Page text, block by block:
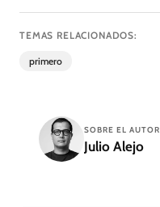
TEMAS RELACIONADOS:
primero
SOBRE EL AUTOR
Julio Alejo